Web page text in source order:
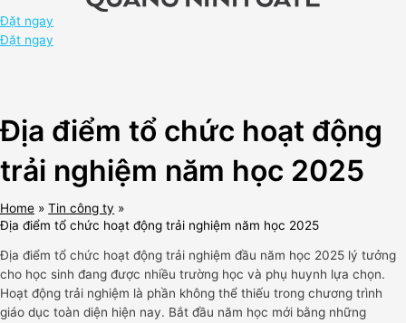
Đặt ngay
Đặt ngay
Địa điểm tổ chức hoạt động
trải nghiệm năm học 2025
Home
Tin công ty
Địa điểm tổ chức hoạt động trải nghiệm năm học 2025
Địa điểm tổ chức hoạt động trải nghiệm đầu năm học 2025 lý tưởng
cho học sinh đang được nhiều trường học và phụ huynh lựa chọn.
Hoạt động trải nghiệm là phần không thể thiếu trong chương trình
giáo dục toàn diện hiện nay. Bắt đầu năm học mới bằng những